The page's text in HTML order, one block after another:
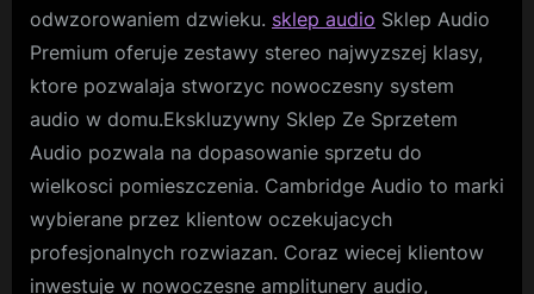
odwzorowaniem dzwieku. sklep audio Sklep Audio
Premium oferuje zestawy stereo najwyzszej klasy,
ktore pozwalaja stworzyc nowoczesny system
audio w domu.Ekskluzywny Sklep Ze Sprzetem
Audio pozwala na dopasowanie sprzetu do
wielkosci pomieszczenia. Cambridge Audio to marki
wybierane przez klientow oczekujacych
profesjonalnych rozwiazan. Coraz wiecej klientow
inwestuje w nowoczesne amplitunery audio,